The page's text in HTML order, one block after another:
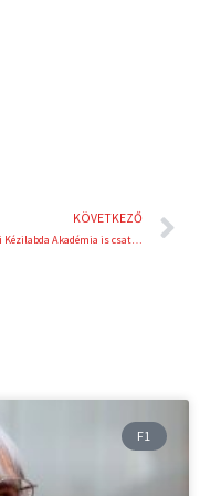
KÖVETKEZŐ
A Nemzeti Kézilabda Akadémia is csatlakozott a kezdeményezéshez
F1